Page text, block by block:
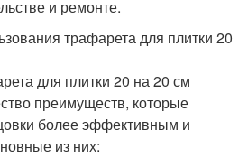
и ремонте.
трафарета для плитки 20
для плитки 20 на 20 см
преимуществ, которые
более эффективным и
из них: